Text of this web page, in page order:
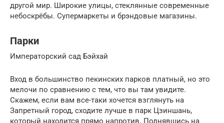
другой мир. Широкие улицы, стеклянные современные
небоскрёбы. Супермаркеты и брэндовые магазины.
Парки
Императорский сад Бэйхай
Вход в большинство пекинских парков платный, но это
мелочи по сравнению с тем, что вы там увидите.
Скажем, если вам все-таки хочется взглянуть на
Запретный город, сходите лучше в парк Цзиншань,
который находится прямо напротив. Поднявшись на